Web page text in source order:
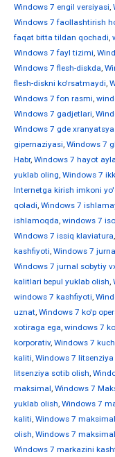
Windows 7 engil versiyasi,
Windows 7 faollashtirish
faqat bitta tildan qochadi,
Windows 7 fayl tizimi,
Windows 7 flesh-diskda,
flesh-diskni ko'rsatmaydi,
Windows 7 fon rasmi,
Windows 7 gadjetlari,
Windows 7 gde
gipernaziyasi, Windows 7
Habr, Windows 7 hayot
yuklab oling, Windows 7
Internetga kirish imkoni
qoladi, Windows 7
ishlamoqda, windows 7 iso
Windows 7 issiq klaviatura,
kashfiyoti, Windows 7
Windows 7 jurnal sobytiy
kalitlari bepul yuklab olish,
windows 7 kashfiyoti,
uznat, Windows 7 ko'p
xotiraga ega, windows 7
korporativ, Windows 7
kaliti, Windows 7
litsenziya sotib olish,
maksimal, Windows 7
yuklab olish, Windows 7
kaliti, Windows 7
olish, Windows 7
Windows 7 markazini